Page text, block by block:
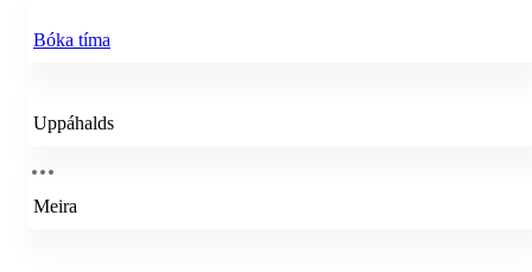
Bóka tíma
Uppáhalds
Meira